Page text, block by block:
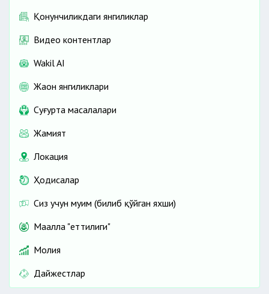
Қонунчиликдаги янгиликлар
Видео контентлар
Wakil AI
Жаҳон янгиликлари
Cуғурта масалалари
Жамият
Локация
Ҳодисалар
Сиз учун муҳим (билиб қўйган яхши)
Маҳалла "еттилиги"
Молия
Дайжестлар